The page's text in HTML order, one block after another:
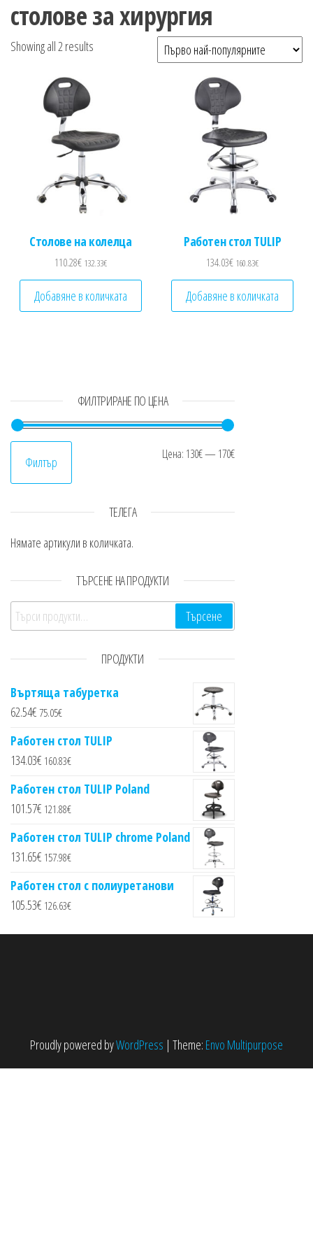
столове за хирургия
Showing all 2 results Sorted by popularity
Столове на колелца
110.28€ 132.33€
Добавяне в количката
Работен стол TULIP
134.03€ 160.83€
Добавяне в количката
ФИЛТРИРАНЕ ПО ЦЕНА
Минимална
Максимална
Филтър Цена: 130€— 170€
ТЕЛЕГА
Нямате артикули в количката.
ТЪРСЕНЕ НА ПРОДУКТИ
Търсене за:
Търсене
ПРОДУКТИ
Въртяща табуретка
62.54€ 75.05€
Работен стол TULIP
134.03€ 160.83€
Работен стол TULIP Poland
101.57€ 121.88€
Работен стол TULIP chrome Poland
131.65€ 157.98€
Работен стол с полиуретанови
105.53€ 126.63€
Proudly powered byWordPress | Theme: Envo Multipurpose